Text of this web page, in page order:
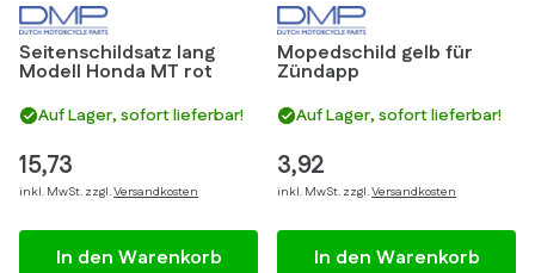
Seitenschildsatz lang
Modell Honda MT rot
Auf Lager, sofort lieferbar!
15,73
inkl. MwSt. zzgl.Versandkosten
In den Warenkorb
Mopedschild gelb für
Zündapp
Auf Lager, sofort lieferbar!
3,92
inkl. MwSt. zzgl.Versandkosten
In den Warenkorb